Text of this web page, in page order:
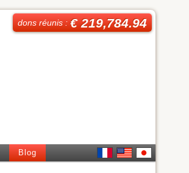
dons réunis :€ 219,784.94
Blog